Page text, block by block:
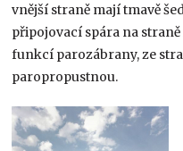
vnější straně mají tmavě
připojovací spára na
funkcí parozábrany, ze
paropropustnou.